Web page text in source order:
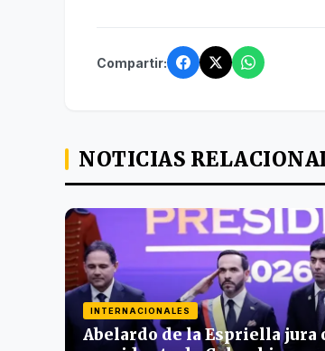
Compartir:
NOTICIAS
INTERNACIONALES
Abelardo de la Espriella jura